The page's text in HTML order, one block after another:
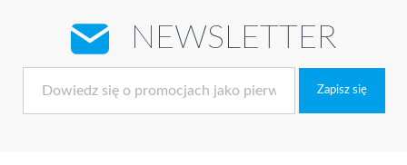
NEWSLETTER
Zapisz się